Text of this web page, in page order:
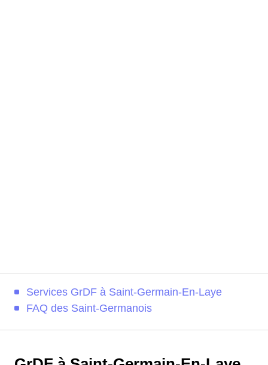
Services GrDF à Saint-Germain-En-Laye
FAQ des Saint-Germanois